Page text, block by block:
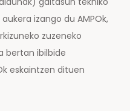
izango du AMPOk,
zuzeneko
bertan ibilbide
eskaintzen dituen